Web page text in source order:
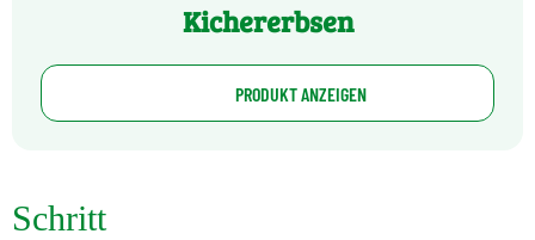
Kichererbsen
PRODUKT ANZEIGEN
Schritt